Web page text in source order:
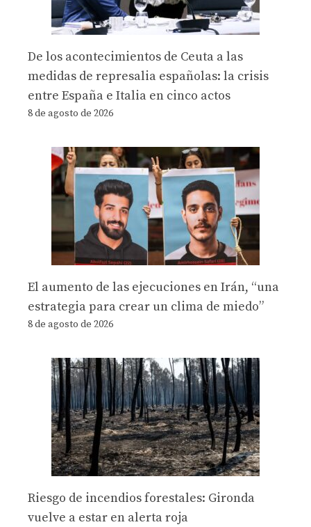
De los acontecimientos de Ceuta a las
medidas de represalia españolas: la crisis
entre España e Italia en cinco actos
8 de agosto de 2026
El aumento de las ejecuciones en Irán, “una
estrategia para crear un clima de miedo”
8 de agosto de 2026
Riesgo de incendios forestales: Gironda
vuelve a estar en alerta roja